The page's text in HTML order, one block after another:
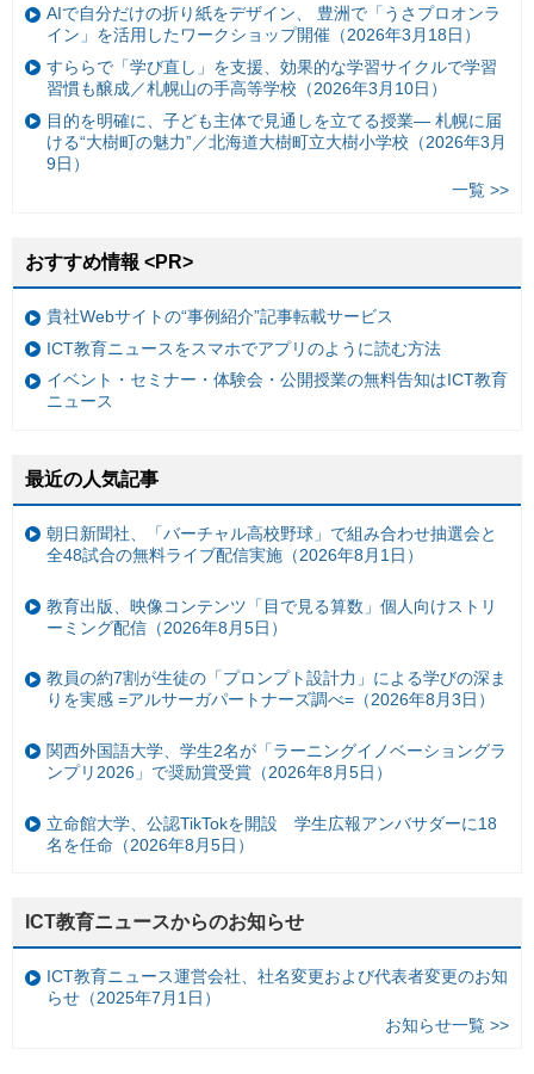
AIで自分だけの折り紙をデザイン、 豊洲で「うさプロオンラ
イン」を活用したワークショップ開催（2026年3月18日）
すららで「学び直し」を支援、効果的な学習サイクルで学習
習慣も醸成／札幌山の手高等学校（2026年3月10日）
目的を明確に、子ども主体で見通しを立てる授業— 札幌に届
ける“大樹町の魅力”／北海道大樹町立大樹小学校（2026年3月
9日）
一覧 >>
おすすめ情報 <PR>
貴社Webサイトの“事例紹介”記事転載サービス
ICT教育ニュースをスマホでアプリのように読む方法
イベント・セミナー・体験会・公開授業の無料告知はICT教育
ニュース
最近の人気記事
朝日新聞社、「バーチャル高校野球」で組み合わせ抽選会と
全48試合の無料ライブ配信実施（2026年8月1日）
教育出版、映像コンテンツ「目で見る算数」個人向けストリ
ーミング配信（2026年8月5日）
教員の約7割が生徒の「プロンプト設計力」による学びの深ま
りを実感 =アルサーガパートナーズ調べ=（2026年8月3日）
関西外国語大学、学生2名が「ラーニングイノベーショングラ
ンプリ2026」で奨励賞受賞（2026年8月5日）
立命館大学、公認TikTokを開設 学生広報アンバサダーに18
名を任命（2026年8月5日）
ICT教育ニュースからのお知らせ
ICT教育ニュース運営会社、社名変更および代表者変更のお知
らせ（2025年7月1日）
お知らせ一覧 >>